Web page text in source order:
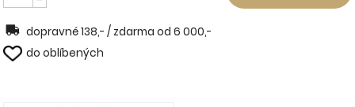
dopravné 138,- / zdarma od 6 000,-
do oblíbených